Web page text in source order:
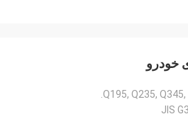
Q195, Q235, Q345,
JIS